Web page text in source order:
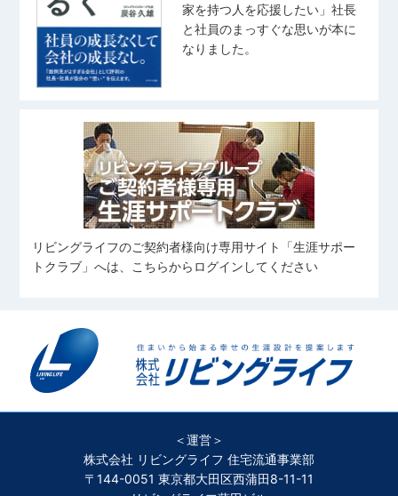
家を持つ人を応援したい」社長
と社員のまっすぐな思いが本に
なりました。
リビングライフのご契約者様向け専用サイト「生涯サポー
トクラブ」へは、こちらからログインしてください
＜運営＞
株式会社 リビングライフ 住宅流通事業部
〒144-0051 東京都大田区西蒲田8-11-11